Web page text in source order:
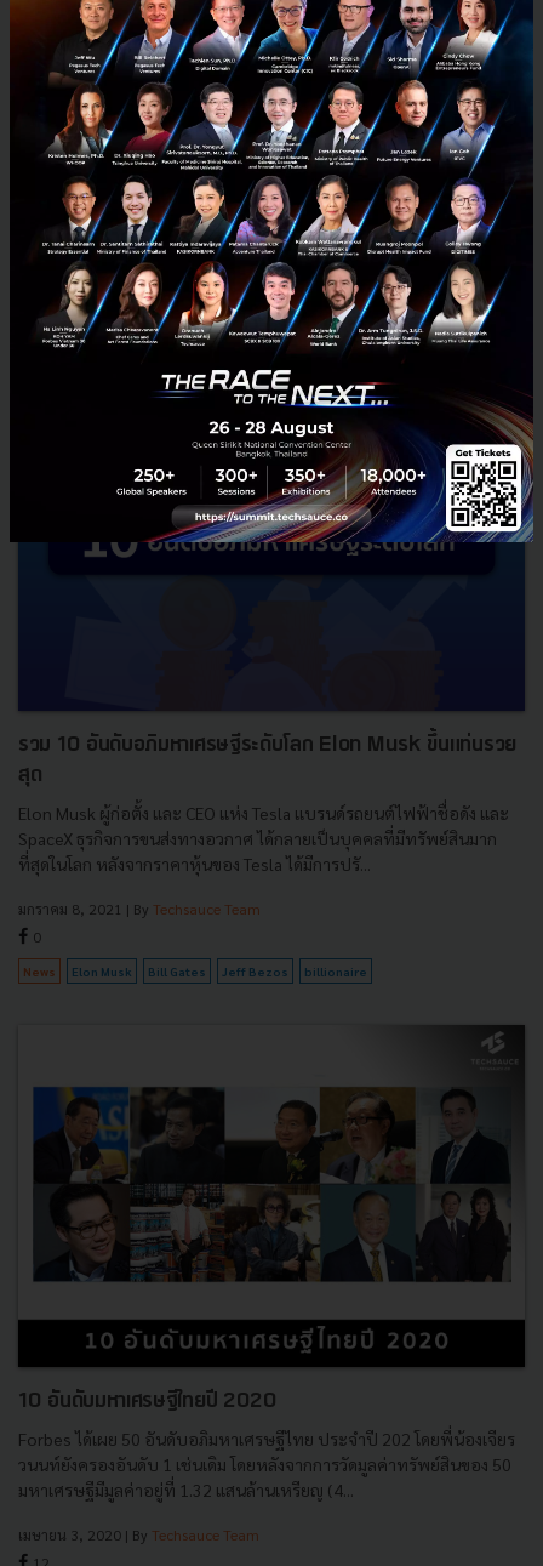
กรมสรรพากรสหรัฐ เผย คนรวยจ่ายภาษีน้อยกว่าประชาชนทั่วไป
เพราะเลี่ยงภาษีเก่งกว่า
สำนักข่าว ProPublica องค์กรที่ไม่แสวงผลกำไร ได้รับรายงานจากกรม
สรรพากร ระบุว่า มหาเศรษฐีของสหรัฐที่รวยติดอันดับโลกไม่ว่าจะเป็น Jeff
Bezos ผู้ก่อตั้งบริษัท Amazon , Elon Musk ผู้ก่อต...
มิถุนายน 10, 2021| ByTechsauce Team
News tax billionaire
รวม 10 อันดับอภิมหาเศรษฐีระดับโลก Elon Musk ขึ้นแท่นรวย
สุด
Elon Musk ผู้ก่อตั้ง และ CEO แห่ง Tesla แบรนด์รถยนต์ไฟฟ้าชื่อดัง และ
SpaceX ธุรกิจการขนส่งทางอวกาศ ได้กลายเป็นบุคคลที่มีทรัพย์สินมาก
ที่สุดในโลก หลังจากราคาหุ้นของ Tesla ได้มีการปรั...
มกราคม 8, 2021 | By Techsauce Team
0
News Elon Musk Bill Gates Jeff Bezos billionaire
10 อันดับมหาเศรษฐีไทยปี 2020
Forbes ได้เผย 50 อันดับอภิมหาเศรษฐีไทย ประจำปี 202 โดยพี่น้องเจียร
วนนท์ยังครองอันดับ 1 เช่นเดิม โดยหลังจากการวัดมูลค่าทรัพย์สินของ 50
มหาเศรษฐีมีมูลค่าอยู่ที่ 1.32 แสนล้านเหรียญ (4...
เมษายน 3, 2020 | By Techsauce Team